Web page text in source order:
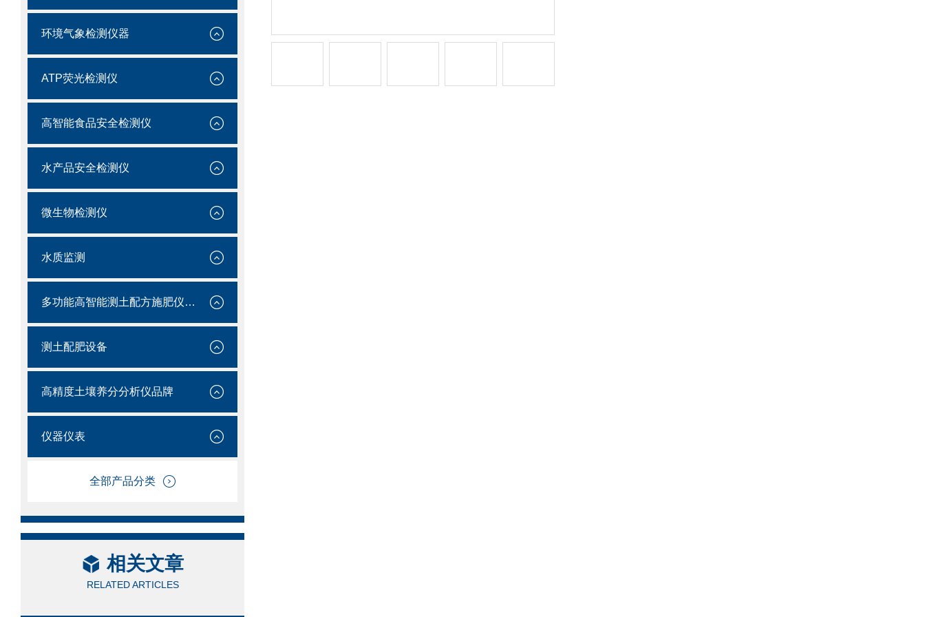
环境气象检测仪器
ATP荧光检测仪
高智能食品安全检测仪
水产品安全检测仪
微生物检测仪
水质监测
多功能高智能测土配方施肥仪价格
测土配肥设备
高精度土壤养分分析仪品牌
仪器仪表
全部产品分类
相关文章
RELATED ARTICLES